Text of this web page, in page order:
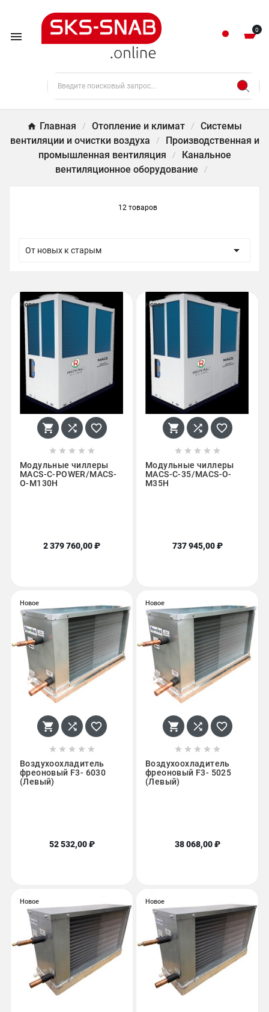
 0
Главная Отопление и климат
Системы
вентиляции и очистки воздуха
Производственная и
промышленная вентиляция
Канальное
вентиляционное оборудование
12 товаров
От новых к старым 
Новое
  
    
Модульные чиллеры
MACS-С-POWER/MACS-
O-M130H
2 379 760,00 ₽
Новое
  
    
Модульные чиллеры
MACS-С-35/MACS-O-
M35H
737 945,00 ₽
Новое
  
    
Воздухоохладитель
фреоновый F3- 6030
(Левый)
52 532,00 ₽
Новое
  
    
Воздухоохладитель
фреоновый F3- 5025
(Левый)
38 068,00 ₽
Новое Новое